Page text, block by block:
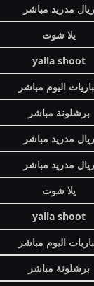
ريال مدريد مباشر
يلا شوت
yalla shoot
اليوم مباشر
برشلونة مباشر
ريال مدريد مباشر
ريال مدريد مباشر
يلا شوت
yalla shoot
اليوم مباشر
برشلونة مباشر